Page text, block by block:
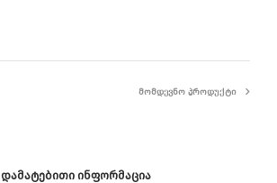
ᲛᲝᲛᲓᲔᲕᲜᲝ ᲞᲠᲝᲓᲣᲥᲢᲘ
ᲓᲐᲛᲐᲢᲔᲑᲘᲗᲘ ᲘᲜᲤᲝᲠᲛᲐᲪᲘᲐ